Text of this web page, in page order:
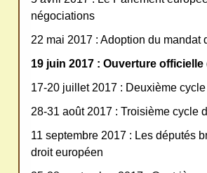
négociations
22 mai 2017 : Adoption du
19 juin 2017 : Ouverture
17-20 juillet 2017 : Deuxième
28-31 août 2017 : Troisième cycle
11 septembre 2017 : Les députés
droit européen